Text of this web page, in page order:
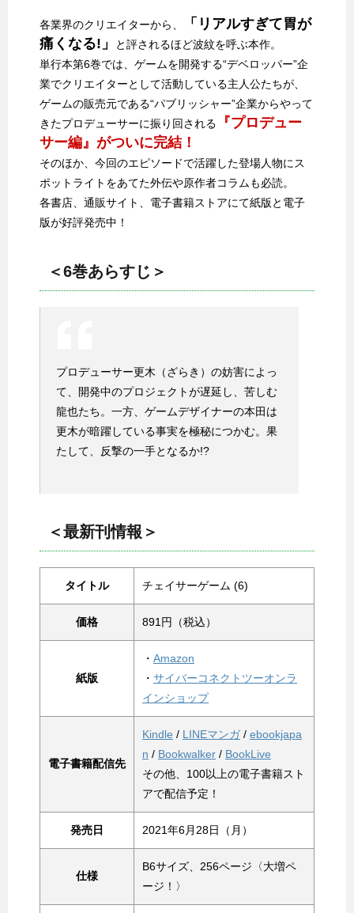
各業界のクリエイターから、
「リアルすぎて胃が
痛くなる!」
と評されるほど波紋を呼ぶ本作。
単行本第6巻では、ゲームを開発する“デベロッパー”企
業でクリエイターとして活動している主人公たちが、
ゲームの販売元である“パブリッシャー”企業からやって
きたプロデューサーに振り回される
『プロデュー
サー編』がついに完結！
そのほか、今回のエピソードで活躍した登場人物にス
ポットライトをあてた外伝や原作者コラムも必読。
各書店、通販サイト、電子書籍ストアにて紙版と電子
版が好評発売中！
＜6巻あらすじ＞
プロデューサー更木（ざらき）の妨害によっ
て、開発中のプロジェクトが遅延し、苦しむ
龍也たち。一方、ゲームデザイナーの本田は
更木が暗躍している事実を極秘につかむ。果
たして、反撃の一手となるか!?
＜最新刊情報＞
タイトル チェイサーゲーム (6)
価格 891円（税込）
紙版
・ Amazon
・ サイバーコネクトツーオンラ
インショップ
電子書籍配信先
Kindle / LINEマンガ/ ebookjapa
n / Bookwalker / BookLive
その他、100以上の電子書籍スト
アで配信予定！
発売日 2021年6月28日（月）
仕様
B6サイズ、256ページ〈大増ペ
ージ！〉